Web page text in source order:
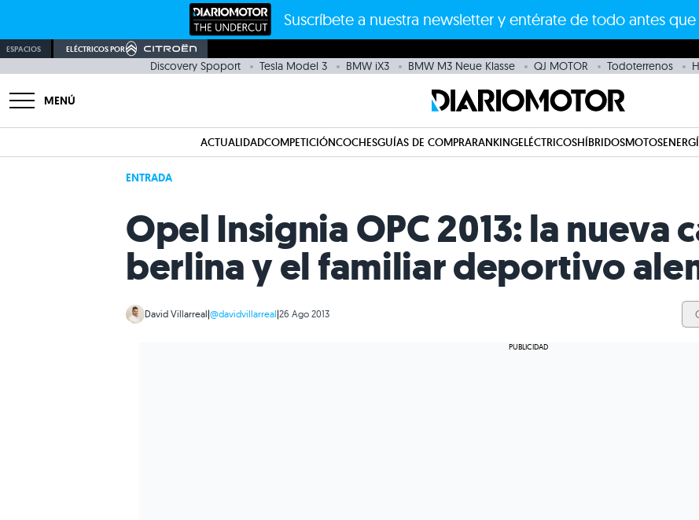
Suscríbete a nuestra newsletter y entérate de todo antes que
ESPACIOS ELÉCTRICOS POR
Discovery Spoport Tesla Model 3 BMW iX3 BMW M3 Neue Klasse QJ MOTOR Todoterrenos
MENÚ
ACTUALIDADCOMPETICIÓNCOCHESGUÍAS DE COMPRARANKINGELÉCTRICOSHÍBRIDOSMOTOS
ENTRADA
Opel Insignia OPC 2013: la nueva
berlina y el familiar deportivo
David Villarreal|@davidvillarreal|26 Ago 2013